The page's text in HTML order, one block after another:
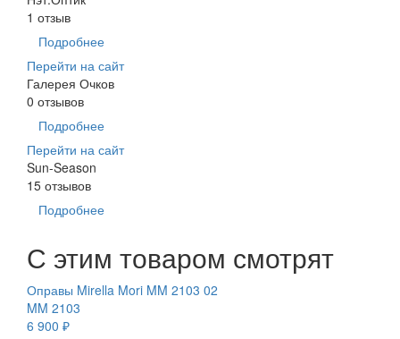
1 отзыв
Подробнее
Перейти на сайт
Галерея Очков
0 отзывов
Подробнее
Перейти на сайт
Sun-Season
15 отзывов
Подробнее
С этим товаром смотрят
Оправы Mirella Mori MM 2103 02
MM 2103
6 900 ₽